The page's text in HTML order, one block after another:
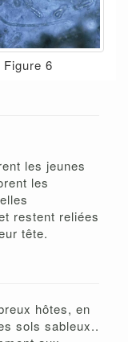
grave
les jeunes
les
restent reliées
tête.
hôtes, en
sols sableux..
Figure 6